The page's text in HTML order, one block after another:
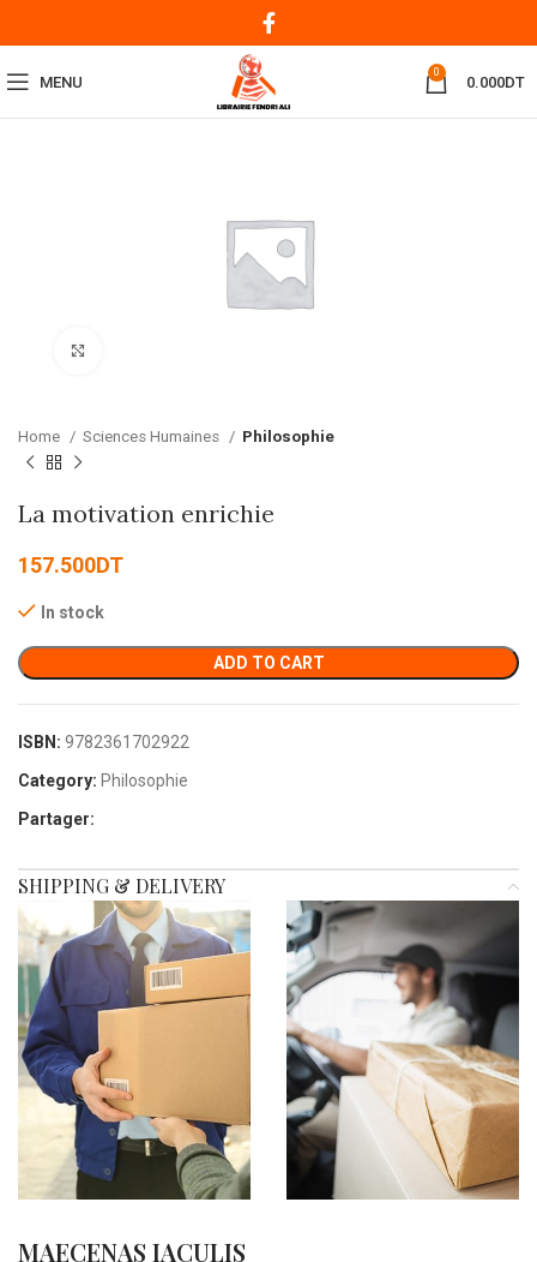
MENU
0
0.000DT
Home Sciences Humaines Philosophie
La motivation enrichie
157.500DT
In stock
ADD TO CART
ISBN: 9782361702922
Category: Philosophie
Partager:
SHIPPING & DELIVERY
MAECENAS IACULIS